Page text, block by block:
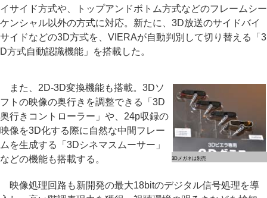
イサイド方式や、トップアンドボトム方式などのフレームシー
ケンシャル以外の方式に対応。新たに、3D放送のサイドバイ
サイドなどの3D方式を、VIERAが自動判別して切り替える「3
D方式自動認識機能」を搭載した。
3Dメガネは別売
また、2D-3D変換機能も搭載。3Dソ
フトの映像の奥行きを調整できる「3D
奥行きコントローラー」や、24p収録の
映像を3D化する際に自然な中間フレー
ムを生成する「3Dシネマスムーサー」
などの機能も搭載する。
映像処理回路も新開発の最大18bitのデジタル信号処理を導